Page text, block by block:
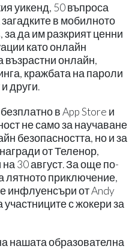
уикенд, 50 въпроса
в мобилното
да им разкрият ценни
като онлайн
възрастни онлайн,
кражбата на пароли
други.
в App Store и
не само за научаване
безопасността, но и за
от Теленор,
30 август. За още по-
лятното приключение,
инфлуенсъри от Andy
с жокери за
нашата образователна